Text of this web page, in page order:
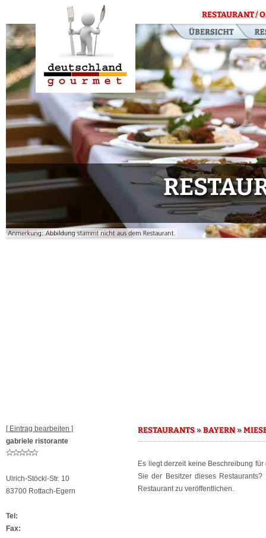
RESTAURANT /
[ Eintrag bearbeiten ]
gabriele ristorante
Ulrich-Stöckl-Str. 10
83700 Rottach-Egern
Tel:
Fax:
RESTAURANTS»BAYERN»
Es liegt derzeit keine Beschreibung
Sie der Besitzer dieses
Restaurant zu veröffentlichen.